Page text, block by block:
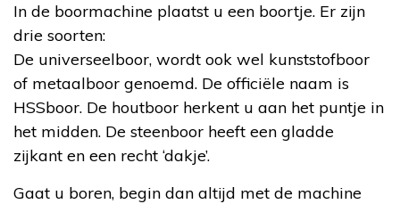
In de boormachine plaatst u een boortje. Er zijn
drie soorten:
De universeelboor, wordt ook wel kunststofboor
of metaalboor genoemd. De officiële naam is
HSSboor. De houtboor herkent u aan het puntje in
het midden. De steenboor heeft een gladde
zijkant en een recht ‘dakje’.
Gaat u boren, begin dan altijd met de machine